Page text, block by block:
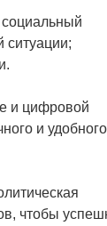
ситуации;
и цифровой
и удобного
чтобы